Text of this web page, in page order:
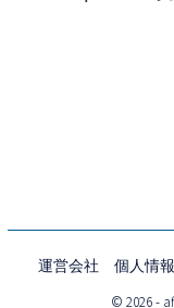
運営会社 個人情
© 2026 -